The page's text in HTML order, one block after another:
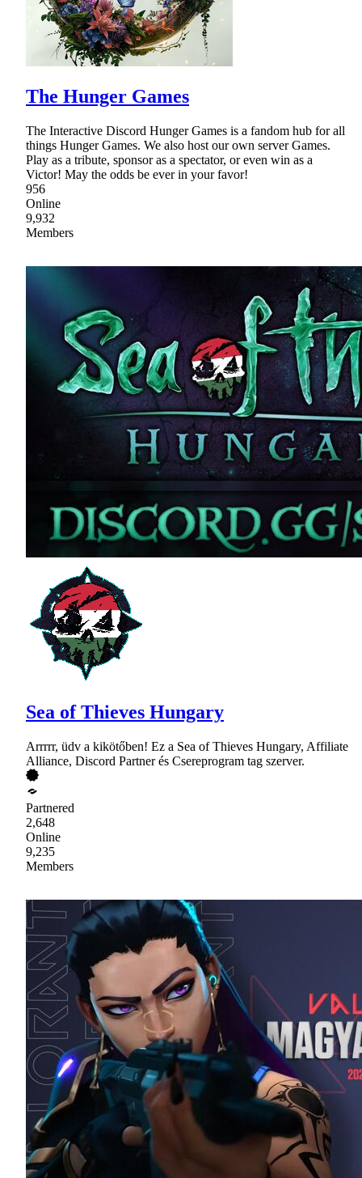
The Hunger Games
The Interactive Discord Hunger Games is a fandom hub for all
things Hunger Games. We also host our own server Games.
Play as a tribute, sponsor as a spectator, or even win as a
Victor! May the odds be ever in your favor!
956
Online
9,932
Members
Sea of Thieves Hungary
Arrrrr, üdv a kikötőben! Ez a Sea of Thieves Hungary, Affiliate
Alliance, Discord Partner és Csereprogram tag szerver.
Partnered
2,648
Online
9,235
Members